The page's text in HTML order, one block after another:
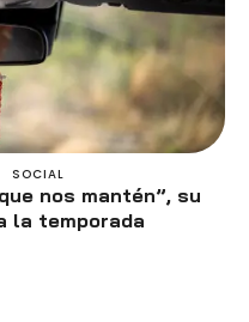
SOCIAL
nos mantén”, su
la temporada